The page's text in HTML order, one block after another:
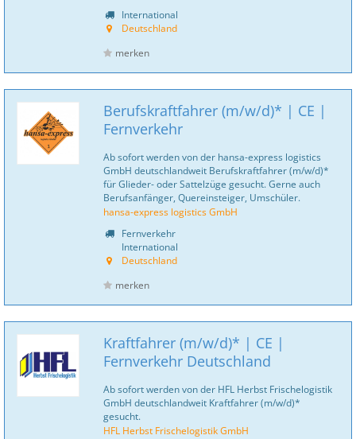
International
Deutschland
merken
Berufskraftfahrer (m/w/d)* | CE |
Fernverkehr
Ab sofort werden von der hansa-express logistics
GmbH deutschlandweit Berufskraftfahrer (m/w/d)*
für Glieder- oder Sattelzüge gesucht. Gerne auch
Berufsanfänger, Quereinsteiger, Umschüler.
hansa-express logistics GmbH
Fernverkehr
International
Deutschland
merken
Kraftfahrer (m/w/d)* | CE |
Fernverkehr Deutschland
Ab sofort werden von der HFL Herbst Frischelogistik
GmbH deutschlandweit Kraftfahrer (m/w/d)*
gesucht.
HFL Herbst Frischelogistik GmbH